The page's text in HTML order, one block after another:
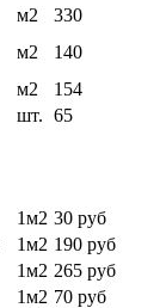
м2
330
м2
140
м2
154
шт. 65
1м2 30 руб
1м2 190 руб
1м2 265 руб
1м2 70 руб